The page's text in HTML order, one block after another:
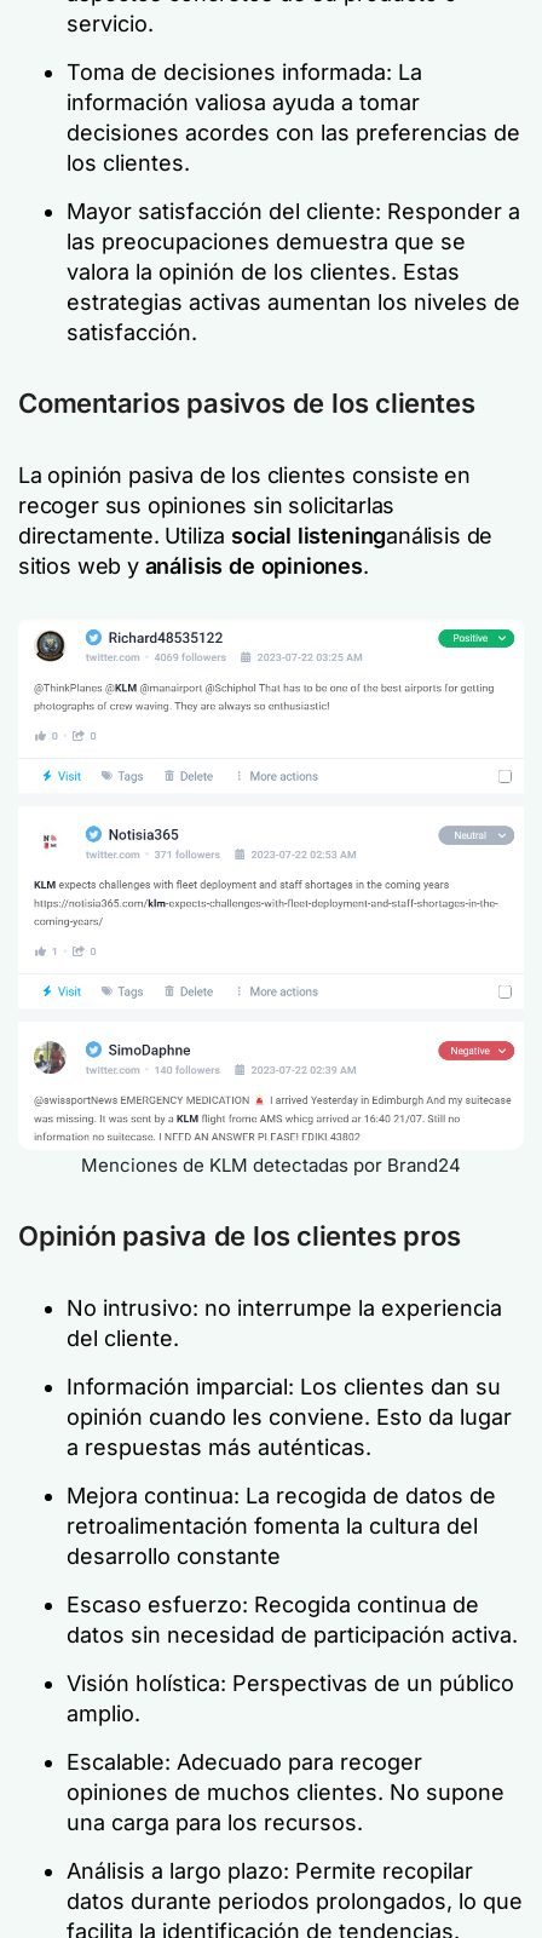
servicio.
Toma de decisiones informada: La
información valiosa ayuda a tomar
decisiones acordes con las preferencias de
los clientes.
Mayor satisfacción del cliente: Responder a
las preocupaciones demuestra que se
valora la opinión de los clientes. Estas
estrategias activas aumentan los niveles de
satisfacción.
Comentarios pasivos de los clientes
La opinión pasiva de los clientes consiste en
recoger sus opiniones sin solicitarlas
directamente. Utiliza social listeninganálisis de
sitios web y análisis de opiniones.
Menciones de KLM detectadas por Brand24
Opinión pasiva de los clientes pros
No intrusivo: no interrumpe la experiencia
del cliente.
Información imparcial: Los clientes dan su
opinión cuando les conviene. Esto da lugar
a respuestas más auténticas.
Mejora continua: La recogida de datos de
retroalimentación fomenta la cultura del
desarrollo constante
Escaso esfuerzo: Recogida continua de
datos sin necesidad de participación activa.
Visión holística: Perspectivas de un público
amplio.
Escalable: Adecuado para recoger
opiniones de muchos clientes. No supone
una carga para los recursos.
Análisis a largo plazo: Permite recopilar
datos durante periodos prolongados, lo que
facilita la identificación de tendencias.